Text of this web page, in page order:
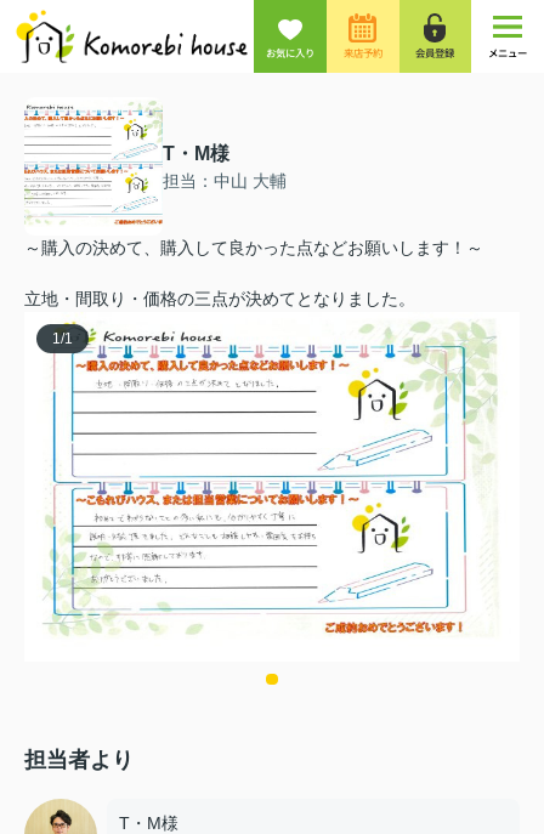
お気に入り 来店予約 会員登録 メニュー
T・M様
担当：中山 大輔
～購入の決めて、購入して良かった点などお願いします！～
立地・間取り・価格の三点が決めてとなりました。
1/1
担当者より
T・M様